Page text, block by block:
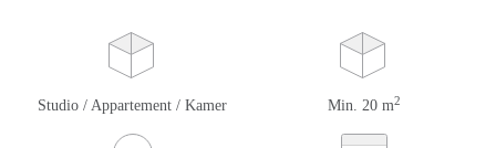
Studio / Appartement / Kamer Min. 20 m2